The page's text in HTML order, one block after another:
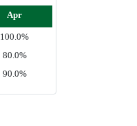
Apr
100.0%
80.0%
90.0%